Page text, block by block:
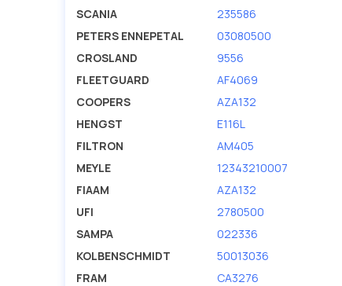
SCANIA
235586
PETERS ENNEPETAL
03080500
CROSLAND
9556
FLEETGUARD
AF4069
COOPERS
AZA132
HENGST
E116L
FILTRON
AM405
MEYLE
12343210007
FIAAM
AZA132
UFI
2780500
SAMPA
022336
KOLBENSCHMIDT
50013036
FRAM
CA3276